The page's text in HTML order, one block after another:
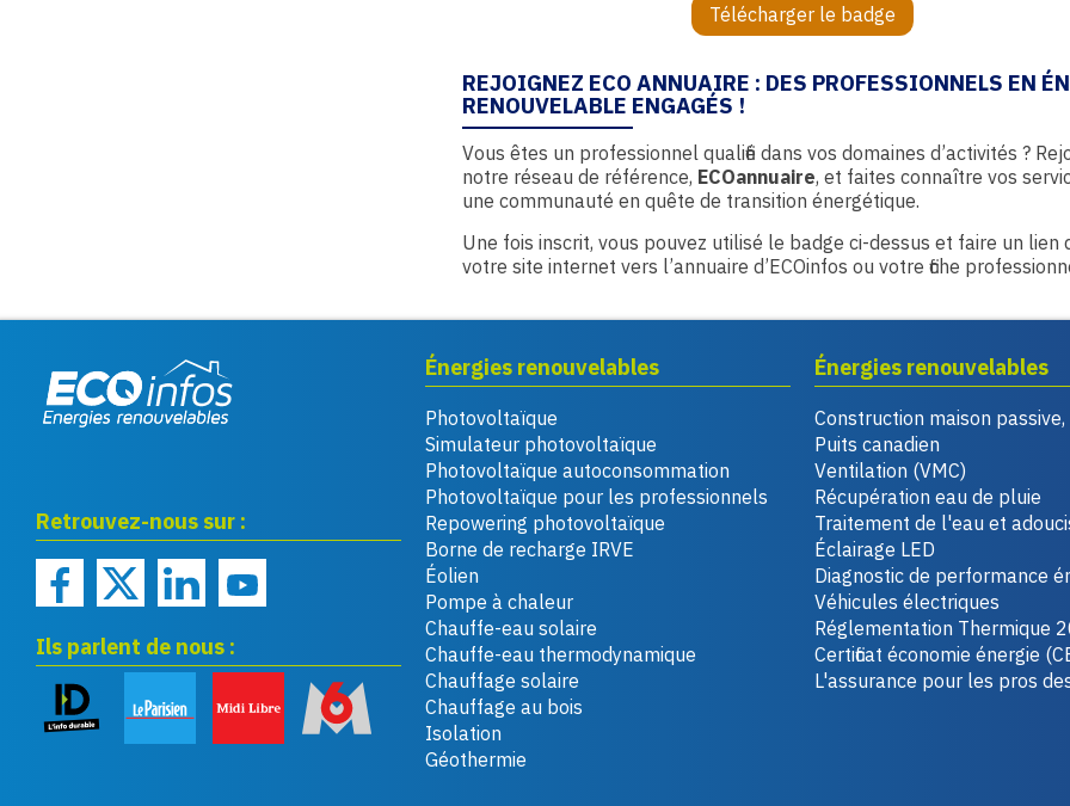
Télécharger le badge
REJOIGNEZ ECO ANNUAIRE : DES PROFESSIONNELS EN
RENOUVELABLE ENGAGÉS !
Vous êtes un professionnel qualifié dans vos domaines d’activités ?
notre réseau de référence, ECOannuaire, et faites connaître vos
une communauté en quête de transition énergétique.
Une fois inscrit, vous pouvez utilisé le badge ci-dessus et faire un lien
votre site internet vers l’annuaire d’ECOinfos ou votre fiche
Retrouvez-nous sur :
Ils parlent de nous :
Énergies renouvelables
Photovoltaïque
Simulateur photovoltaïque
Photovoltaïque autoconsommation
Photovoltaïque pour les professionnels
Repowering photovoltaïque
Borne de recharge IRVE
Éolien
Pompe à chaleur
Chauffe-eau solaire
Chauffe-eau thermodynamique
Chauffage solaire
Chauffage au bois
Isolation
Géothermie
Énergies renouvelables
Construction maison passive,
Puits canadien
Ventilation (VMC)
Récupération eau de pluie
Traitement de l'eau et
Éclairage LED
Diagnostic de performance
Véhicules électriques
Réglementation Thermique
Certificat économie énergie
L'assurance pour les pros